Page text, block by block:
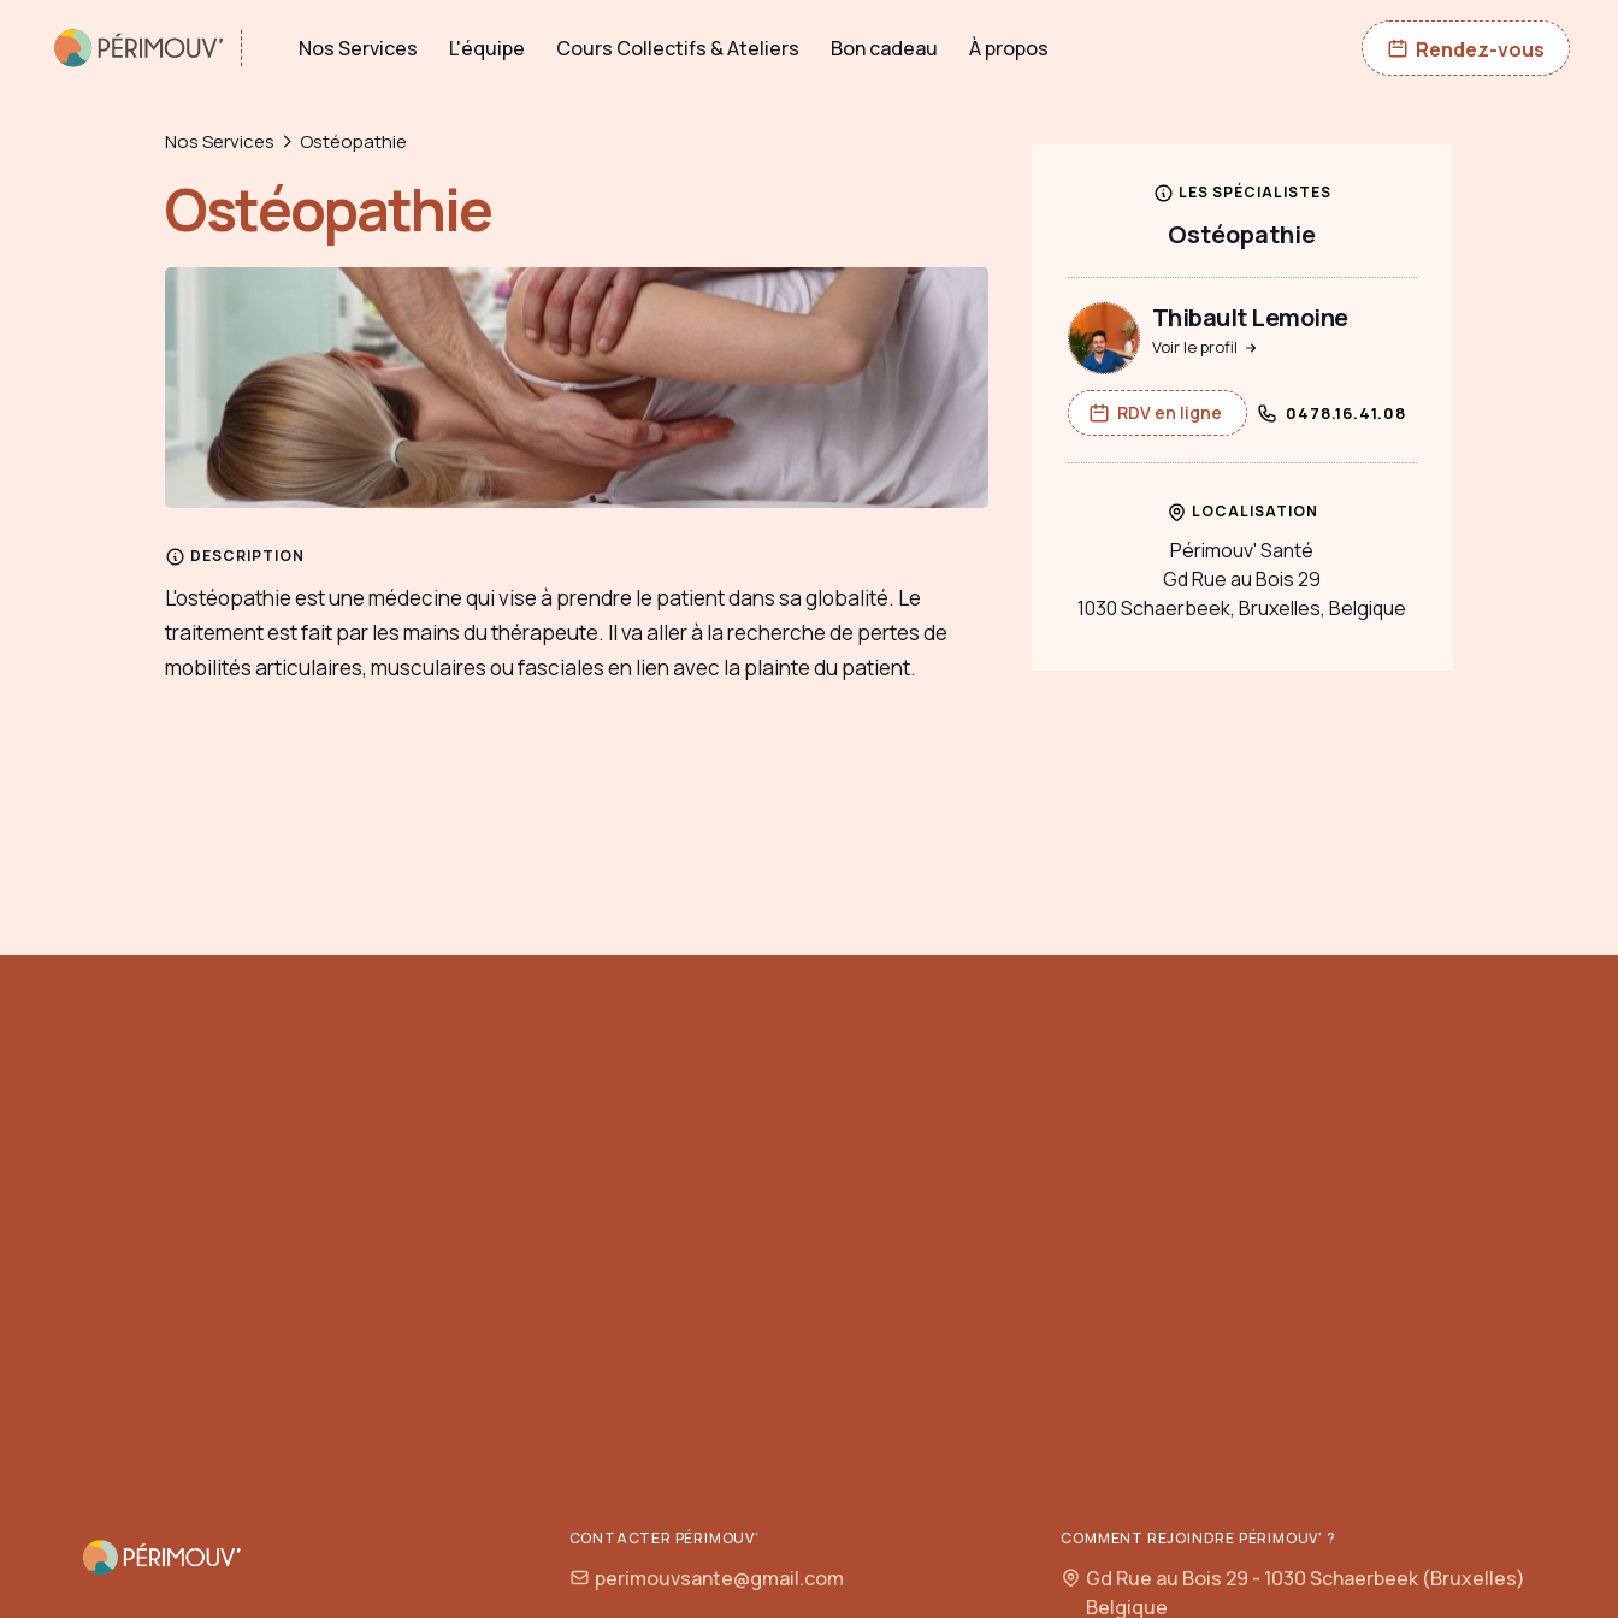
Nos Services L'équipe Cours Collectifs & Ateliers Bon cadeau À propos Rendez-vous
Nos Services Ostéopathie
Ostéopathie
DESCRIPTION
L'ostéopathie est une médecine qui vise à prendre le patient dans sa globalité. Le
traitement est fait par les mains du thérapeute. Il va aller à la recherche de pertes de
mobilités articulaires, musculaires ou fasciales en lien avec la plainte du patient.
LES SPÉCIALISTES
Ostéopathie
Thibault Lemoine
Voir le profil
RDV en ligne 0478.16.41.08
LOCALISATION
Périmouv' Santé
Gd Rue au Bois 29
1030 Schaerbeek, Bruxelles, Belgique
CONTACTER PÉRIMOUV'
perimouvsante@gmail.com
COMMENT REJOINDRE PÉRIMOUV' ?
Gd Rue au Bois 29 - 1030 Schaerbeek (Bruxelles)
Belgique